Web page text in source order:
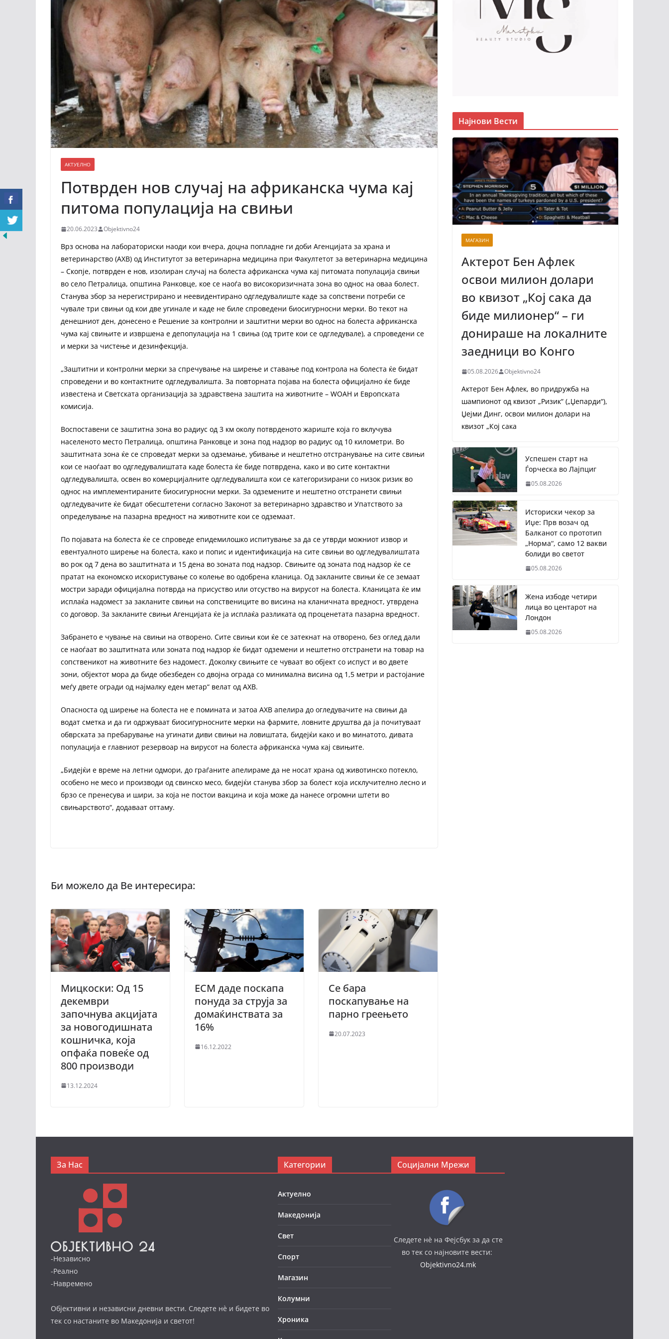
АКТУЕЛНО
Потврден нов случај на африканска чума кај
питома популација на свињи
20.06.2023 Objektivno24
Врз основа на лабораториски наоди кои вчера, доцна попладне ги доби Агенцијата за храна и
ветеринарство (АХВ) од Институтот за ветеринарна медицина при Факултетот за ветеринарна медицина
– Скопје, потврден е нов, изолиран случај на болеста африканска чума кај питомата популација свињи
во село Петралица, општина Ранковце, кое се наоѓа во високоризичната зона во однос на оваа болест.
Станува збор за нерегистрирано и неевидентирано одгледувалиште каде за сопствени потреби се
чувале три свињи од кои две угинале и каде не биле спроведени биосигурносни мерки. Во текот на
денешниот ден, донесено е Решение за контролни и заштитни мерки во однос на болестa африканска
чума кај свињите и извршена е депопулација на 1 свиња (од трите кои се одгледувале), а спроведени се
и мерки за чистење и дезинфекција.
„Заштитни и контролни мерки за спречување на ширење и ставање под контрола на болеста ќе бидат
спроведени и во контактните одгледувалишта. За повторната појава на болеста официјално ќе биде
известена и Светската организација за здравствена заштита на животните – WOAH и Европската
комисија.
Воспоставени се заштитна зона во радиус од 3 км околу потврденото жариште коja гo вклучува
населеното место Петралица, општина Ранковце и зона под надзор во радиус од 10 километри. Во
заштитната зона ќе се спроведат мерки за одземање, убивање и нештетно отстранување на сите свињи
кои се наоѓаат во одгледувалиштата каде болеста ќе биде потврдена, како и во сите контактни
одгледувалишта, освен во комерцијалните одгледувалишта кои се категоризирани со низок ризик во
однос на имплементираните биосигурносни мерки. За одземените и нештетно отстранети свињи
одгледувачите ќе бидат обесштетени согласно Законот за ветеринарно здравство и Упатството за
определување на пазарна вредност на животните кои се одземаат.
По појавата на болеста ќе се спроведе епидемилошко испитување за да се утврди можниот извор и
евентуалното ширење на болеста, како и попис и идентификација на сите свињи во одгледувалиштата
во рок од 7 дена во заштитната и 15 дена во зоната под надзор. Свињите од зоната под надзор ќе се
пратат на економско искористување со колење во одобрена кланица. Од закланите свињи ќе се земаат
мостри заради официјална потврда на присуство или отсуство на вирусот на болеста. Кланицата ќе им
исплаќа надомест за закланите свињи на сопствениците во висина на кланичната вредност, утврдена
со договор. За закланите свињи Агенцијата ќе ја исплаќа разликата од проценетата пазарна вредност.
Забрането е чување на свињи на отворено. Сите свињи кои ќе се затекнат на отворено, без оглед дали
се наоѓаат во заштитната или зоната под надзор ќе бидат одземени и нештетно отстранети на товар на
сопственикот на животните без надомест. Доколку свињите се чуваат во објект со испуст и во двете
зони, објектот мора да биде обезбеден со двојна ограда со минимална висина од 1,5 метри и растојание
меѓу двете огради од најмалку еден метар“ велат од АХВ.
Опасноста од ширење на болеста не е помината и затоа АХВ апелира до огледувачите на свињи да
водат сметка и да ги одржуваат биосигурносните мерки на фармите, ловните друштва да ја почитуваат
обврската за пребарување на угинати диви свињи на ловиштата, бидејќи како и во минатото, дивата
популација е главниот резервоар на вирусот на болеста африканска чума кај свињите.
„Бидејќи е време на летни одмори, до граѓаните апелираме да не носат храна од животинско потекло,
особено не месо и производи од свинско месо, бидејќи станува збор за болест која исклучително лесно и
брзо се пренесува и шири, за која не постои вакцина и која може да нанесе огромни штети во
свињарството“, додаваат оттаму.
Мицкоски: Од 15
декември
започнува акцијата
за новогодишната
кошничка, која
опфаќа повеќе од
800 производи
13.12.2024
ЕСМ даде поскапа
понуда за струја за
домаќинствата за
16%
16.12.2022
Се бара
поскапување на
парно греењето
20.07.2023
Најнови Вести
МАГАЗИН
Актерот Бен Афлек
освои милион долари
во квизот „Кој сака да
биде милионер“ – ги
донираше на локалните
заедници во Конго
05.08.2026 Objektivno24
Актерот Бен Афлек, во придружба на
шампионот од квизот „Ризик“ („Џепарди“),
Џејми Динг, освои милион долари на
квизот „Кој сака
Успешен старт на
Ѓорческа во Лајпциг
05.08.2026
Историски чекор за
Иџе: Прв возач од
Балканот со прототип
„Норма“, само 12 вакви
болиди во светот
05.08.2026
Жена избоде четири
лица во центарот на
Лондон
05.08.2026
За Нас
-Независно
-Реално
-Навремено
Објективни и независни дневни вести. Следете нè и бидете во
тек со настаните во Македонија и светот!
Категории
Актуелно
Македонија
Свет
Спорт
Магазин
Колумни
Хроника
Социјални Мрежи
Следете нè на Фејсбук за да сте
во тек со најновите вести:
Objektivno24.mk